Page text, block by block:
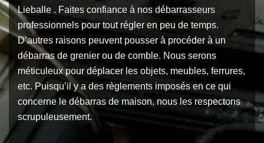
Lieballe . Faites confiance à nos débarrasseurs
professionnels pour tout régler en peu de temps.
D’autres raisons peuvent pousser à procéder à un
débarras de grenier ou de comble. Nous serons
méticuleux pour déplacer les objets, meubles, ferrures,
etc. Puisqu’il y a des règlements imposés en ce qui
concerne le débarras de maison, nous les respectons
scrupuleusement.